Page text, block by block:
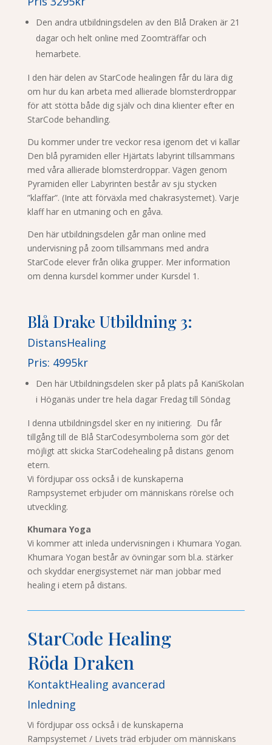
Den andra utbildningsdelen av den Blå Draken är 21
dagar och helt online med Zoomträffar och
hemarbete.
I den här delen av StarCode healingen får du lära dig
om hur du kan arbeta med allierade blomsterdroppar
för att stötta både dig själv och dina klienter efter en
StarCode behandling.
Du kommer under tre veckor resa igenom det vi kallar
Den blå pyramiden eller Hjärtats labyrint tillsammans
med våra allierade blomsterdroppar. Vägen genom
Pyramiden eller Labyrinten består av sju stycken
”klaffar”. (Inte att förväxla med chakrasystemet). Varje
klaff har en utmaning och en gåva.
Den här utbildningsdelen går man online med
undervisning på zoom tillsammans med andra
StarCode elever från olika grupper. Mer information
om denna kursdel kommer under Kursdel 1.
Blå Drake Utbildning 3:
DistansHealing
Pris: 4995kr
Den här Utbildningsdelen sker på plats på KaniSkolan
i Höganäs under tre hela dagar Fredag till Söndag
I denna utbildningsdel sker en ny initiering. Du får
tillgång till de Blå StarCodesymbolerna som gör det
möjligt att skicka StarCodehealing på distans genom
etern.
Vi fördjupar oss också i de kunskaperna
Rampsystemet erbjuder om människans rörelse och
utveckling.
Khumara Yoga
Vi kommer att inleda undervisningen i Khumara Yogan.
Khumara Yogan består av övningar som bl.a. stärker
och skyddar energisystemet när man jobbar med
healing i etern på distans.
StarCode Healing
Röda Draken
KontaktHealing avancerad
Inledning
Vi fördjupar oss också i de kunskaperna
Rampsystemet / Livets träd erbjuder om människans